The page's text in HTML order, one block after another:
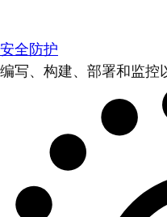
安全防护
编写、构建、部署和监控